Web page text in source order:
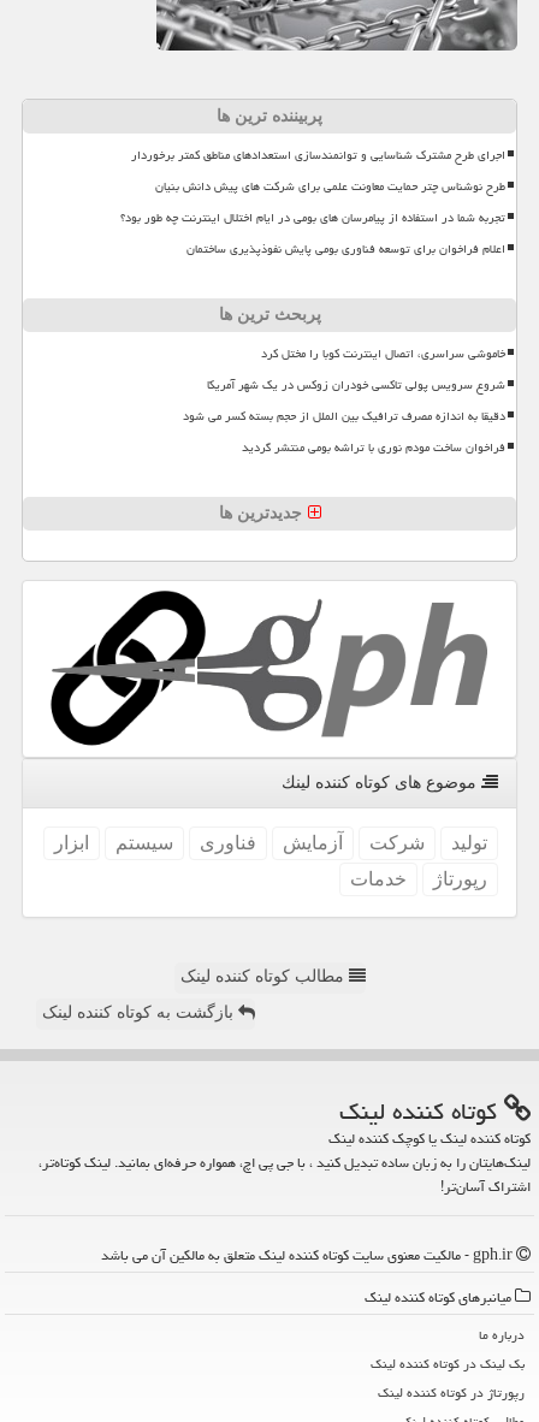
پربیننده ترین ها
اجرای طرح مشترک شناسایی و توانمندسازی استعدادهای مناطق کمتر برخوردار
طرح نوشناس چتر حمایت معاونت علمی برای شرکت های پیش دانش بنیان
تجربه شما در استفاده از پیامرسان های بومی در ایام اختلال اینترنت چه طور بود؟
اعلام فراخوان برای توسعه فناوری بومی پایش نفوذپذیری ساختمان
پربحث ترین ها
خاموشی سراسری، اتصال اینترنت کوبا را مختل کرد
شروع سرویس پولی تاکسی خودران زوکس در یک شهر آمریکا
دقیقا به اندازه مصرف ترافیک بین الملل از حجم بسته کسر می شود
فراخوان ساخت مودم نوری با تراشه بومی منتشر گردید
جدیدترین ها
موضوع های كوتاه كننده لینك
تولید شركت آزمایش فناوری سیستم
ابزار
رپورتاژ
خدمات
مطالب کوتاه کننده لینک
بازگشت به کوتاه کننده لینک
كوتاه كننده لینك
کوتاه کننده لینک یا کوچک کننده لینک
لینک‌هایتان را به زبان ساده تبدیل کنید ، با جی پی اچ، همواره حرفه‌ای بمانید. لینک کوتاه‌تر،
اشتراک آسان‌تر!
میانبرهای كوتاه كننده لینك
درباره ما
بک لینک در كوتاه كننده لینك
رپورتاژ در كوتاه كننده لینك